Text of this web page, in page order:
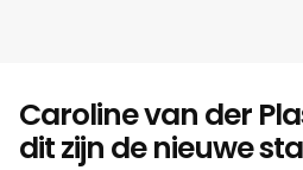
Caroline van der
dit zijn de nieuwe